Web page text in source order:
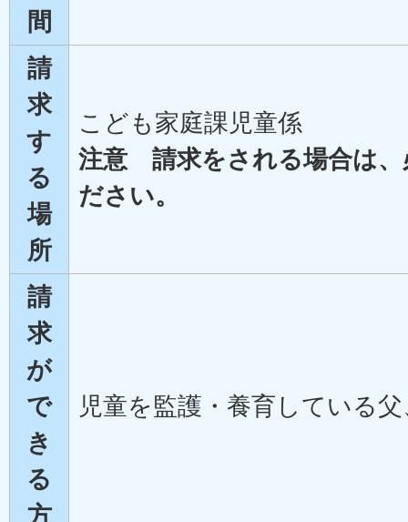
間
請
求
す
る
場
所
こども家庭課児童係
注意 請求をされる場合は、
ださい。
請
求
が
で
き
る
方
児童を監護・養育している